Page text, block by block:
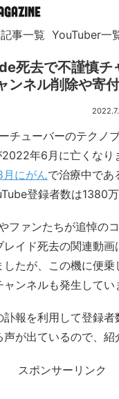
記事一覧 YouTuber一
死去で不謹慎チ
ンネル削除や寄
チューバーのテクノ
年6月に亡くなり
にがんで治療中であ
登録者数は1380万
ファンたちが追悼の
イド死去の関連動画
したが、この機に便
ンネルも発生してい
報を利用して登録者
が出ているので、紹
スポンサーリンク